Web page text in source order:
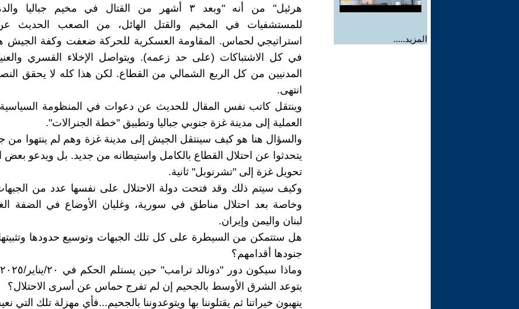
المزيد.....
هرئيل" من أنه "وبعد ٣ أشهر من القتال في مخيم جباليا
للمستشفيات في المخيم والقتل الهائل، من الصعب الحديث
استراتيجي لحماس. المقاومة العسكرية للحركة ضعفت وكفة الجيش
في كل الاشتباكات (على حد زعمه). ويتواصل الإخلاء القسري
المدنيين من كل الربع الشمالي من القطاع. لكن هذا كله لا يحقق
انتهى.
وينتقل كاتب نفس المقال للحديث عن دعوات في المنظومة
العملية إلى مدينة غزة جنوبي جباليا وتطبيق "خطة الجنرالات".
والسؤال هنا هو كيف سينتقل الجيش إلى مدينة غزة وهم لم ينتهوا من
يتحدثوا عن احتلال القطاع بالكامل واستيطانه من جديد. بل ويدعو بعض
تحويل غزة إلى "تشرنوبل" ثانية.
وكيف سيتم ذلك وقد فتحت دولة الاحتلال على نفسها عدد من
وخاصة بعد احتلال مناطق في سورية، وغليان الأوضاع في الضفة
لبنان واليمن وإيران.
هل ستتمكن من السيطرة على كل تلك الجبهات وتوسيع حدودها
جنودها أقدامهم؟
يتوعد الشرق الأوسط بالجحيم إن لم تفرج حماس عن أسرى الاحتلال؟
ينهبون خيراتنا ثم يقتلوننا بها ويتوعدوننا بالجحيم...فأي مهزلة تلك التي